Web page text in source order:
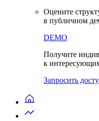
Оцените
в публичном
DEMO
Получите
к
Запросить